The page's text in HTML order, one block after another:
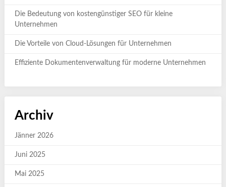
Die Bedeutung von kostengünstiger SEO für kleine
Unternehmen
Die Vorteile von Cloud-Lösungen für Unternehmen
Effiziente Dokumentenverwaltung für moderne Unternehmen
Archiv
Jänner 2026
Juni 2025
Mai 2025